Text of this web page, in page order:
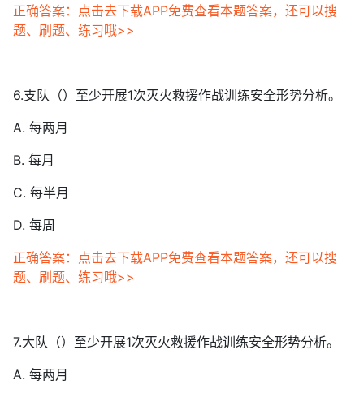
正确答案：点击去下载APP免费查看本题答案，还可以搜
题、刷题、练习哦>>
6.支队（）至少开展1次灭火救援作战训练安全形势分析。
A. 每两月
B. 每月
C. 每半月
D. 每周
正确答案：点击去下载APP免费查看本题答案，还可以搜
题、刷题、练习哦>>
7.大队（）至少开展1次灭火救援作战训练安全形势分析。
A. 每两月